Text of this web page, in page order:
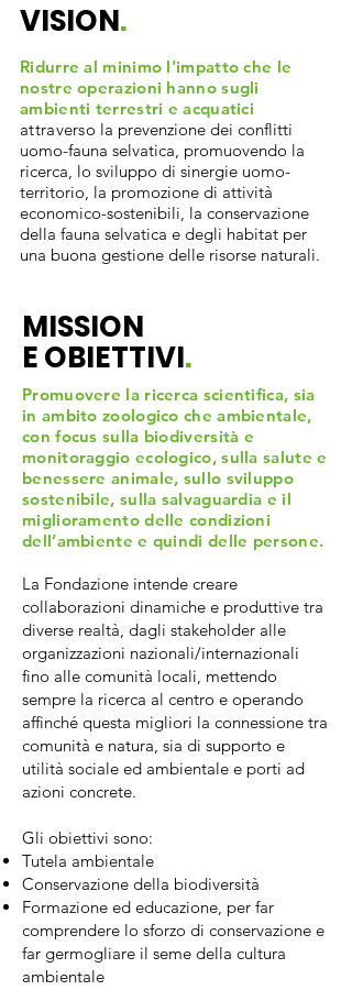
VISION.
Ridurre al minimo l'impatto che le
nostre operazioni hanno sugli
ambienti terrestri e acquatici
attraverso la prevenzione dei conflitti
uomo-fauna selvatica, promuovendo la
ricerca, lo sviluppo di sinergie uomo-
territorio, la promozione di attività
economico-sostenibili, la conservazione
della fauna selvatica e degli habitat per
una buona gestione delle risorse naturali.
MISSION
E OBIETTIVI.
Promuovere la ricerca scientifica, sia
in ambito zoologico che ambientale,
con focus sulla biodiversità e
monitoraggio ecologico, sulla salute e
benessere animale, sullo sviluppo
sostenibile, sulla salvaguardia e il
miglioramento delle condizioni
dell’ambiente e quindi delle persone.
La Fondazione intende creare
collaborazioni dinamiche e produttive tra
diverse realtà, dagli stakeholder alle
organizzazioni nazionali/internazionali
fino alle comunità locali, mettendo
sempre la ricerca al centro e operando
affinché questa migliori la connessione tra
comunità e natura, sia di supporto e
utilità sociale ed ambientale e porti ad
azioni concrete.
Gli obiettivi sono:
Tutela ambientale
Conservazione della biodiversità
Formazione ed educazione, per far
comprendere lo sforzo di conservazione e
far germogliare il seme della cultura
ambientale